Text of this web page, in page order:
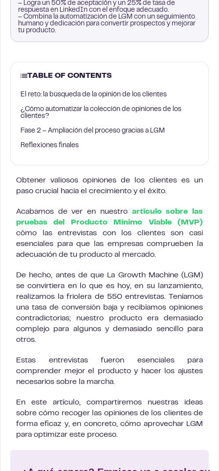
– Logra un 50% de aceptación y un 25% de tasa de
respuesta en LinkedIn con el enfoque adecuado.
– Combina la automatización de LGM con un seguimiento
humano y dedicación para convertir prospectos y mejorar
tu producto.
TABLE OF CONTENTS
El reto: la búsqueda de la opinión de los clientes
¿Cómo automatizar la colección de opiniones de los
clientes?
Fase 2 – Ampliación del proceso gracias a LGM
Reflexiones finales
Obtener valiosos opiniones de los clientes es un
paso crucial hacia el crecimiento y el éxito.
Acabamos de ver en nuestro artículo sobre las
pruebas del Producto Mínimo Viable (MVP)
cómo las entrevistas con los clientes son casi
esenciales para que las empresas comprueben la
adecuación de tu producto al mercado.
De hecho, antes de que La Growth Machine (LGM)
se convirtiera en lo que es hoy, en su lanzamiento,
realizamos la friolera de 550 entrevistas. Teníamos
una tasa de conversión baja y recibíamos opiniones
contradictorias; nuestro producto era demasiado
complejo para algunos y demasiado sencillo para
otros.
Estas entrevistas fueron esenciales para
comprender mejor el producto y hacer los ajustes
necesarios sobre la marcha.
En este artículo, compartiremos nuestras ideas
sobre cómo recoger las opiniones de los clientes de
forma eficaz y, en concreto, cómo aprovechar LGM
para optimizar este proceso.